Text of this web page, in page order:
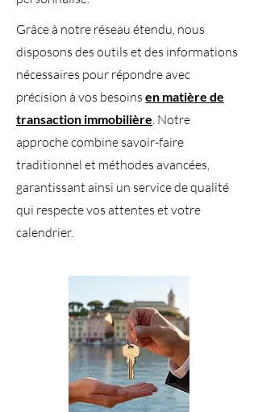
Grâce à notre réseau étendu, nous
disposons des outils et des informations
nécessaires pour répondre avec
précision à vos besoins en matière de
transaction immobilière. Notre
approche combine savoir-faire
traditionnel et méthodes avancées,
garantissant ainsi un service de qualité
qui respecte vos attentes et votre
calendrier.